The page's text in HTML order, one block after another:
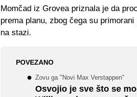
Momčad iz Grovea priznala je da
prema planu, zbog čega su
na stazi.
POVEZANO
Zovu ga "Novi Max Verstappen"
Osvojio je sve što se